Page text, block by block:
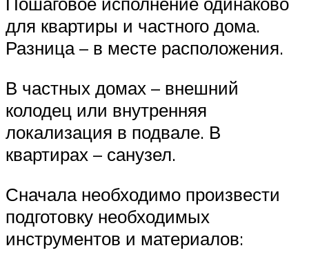
для квартиры и частного дома.
Разница – в месте расположения.
В частных домах – внешний
колодец или внутренняя
локализация в подвале. В
квартирах – санузел.
Сначала необходимо произвести
подготовку необходимых
инструментов и материалов: